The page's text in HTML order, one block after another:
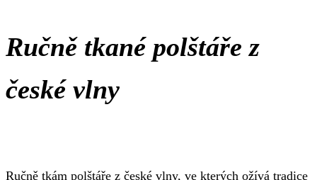
Ručně tkané polštáře z
české vlny
Ručně tkám polštáře z české vlny, ve kterých ožívá tradice